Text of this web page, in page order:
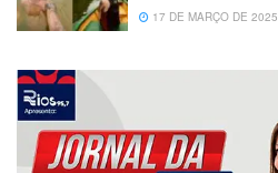
17 DE MARÇO DE 2025